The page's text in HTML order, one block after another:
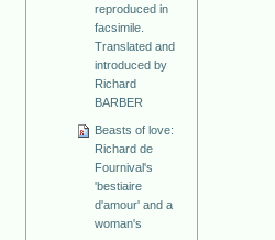
reproduced in
facsimile.
Translated and
introduced by
Richard
BARBER
Beasts of love:
Richard de
Fournival's
'bestiaire
d'amour' and a
woman's